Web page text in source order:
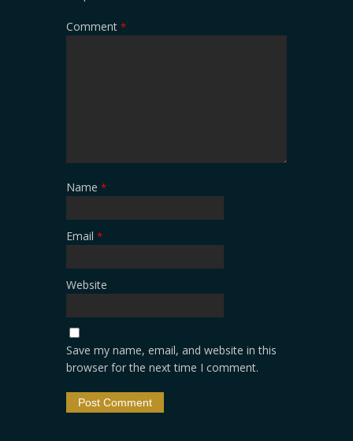
Comment *
Name *
Email *
Website
Save my name, email, and website in this
browser for the next time I comment.